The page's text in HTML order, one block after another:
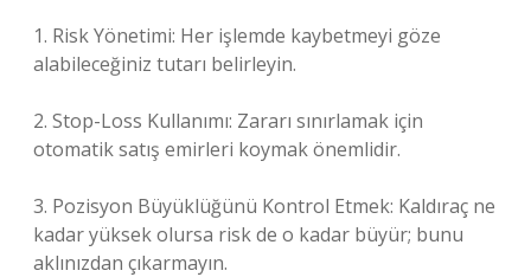
1. Risk Yönetimi: Her işlemde kaybetmeyi göze
alabileceğiniz tutarı belirleyin.
2. Stop-Loss Kullanımı: Zararı sınırlamak için
otomatik satış emirleri koymak önemlidir.
3. Pozisyon Büyüklüğünü Kontrol Etmek: Kaldıraç ne
kadar yüksek olursa risk de o kadar büyür; bunu
aklınızdan çıkarmayın.